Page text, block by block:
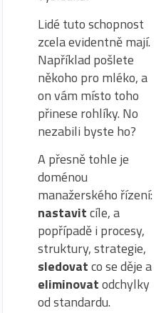
Lidé tuto schopnost
zcela evidentně mají.
Například pošlete
někoho pro mléko, a
on vám místo toho
přinese rohlíky. No
nezabili byste ho?
A přesně tohle je
doménou
manažerského řízení:
nastavitcíle, a
popřípadě i procesy,
struktury, strategie,
sledovatco se děje a
eliminovatodchylky
od standardu.